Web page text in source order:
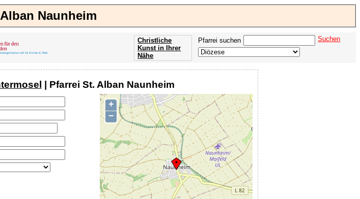
Naunheim
Pfarrei suchen Suchen
Christliche
Kunst in Ihrer
Nähe
| Pfarrei St. Alban Naunheim
+
−